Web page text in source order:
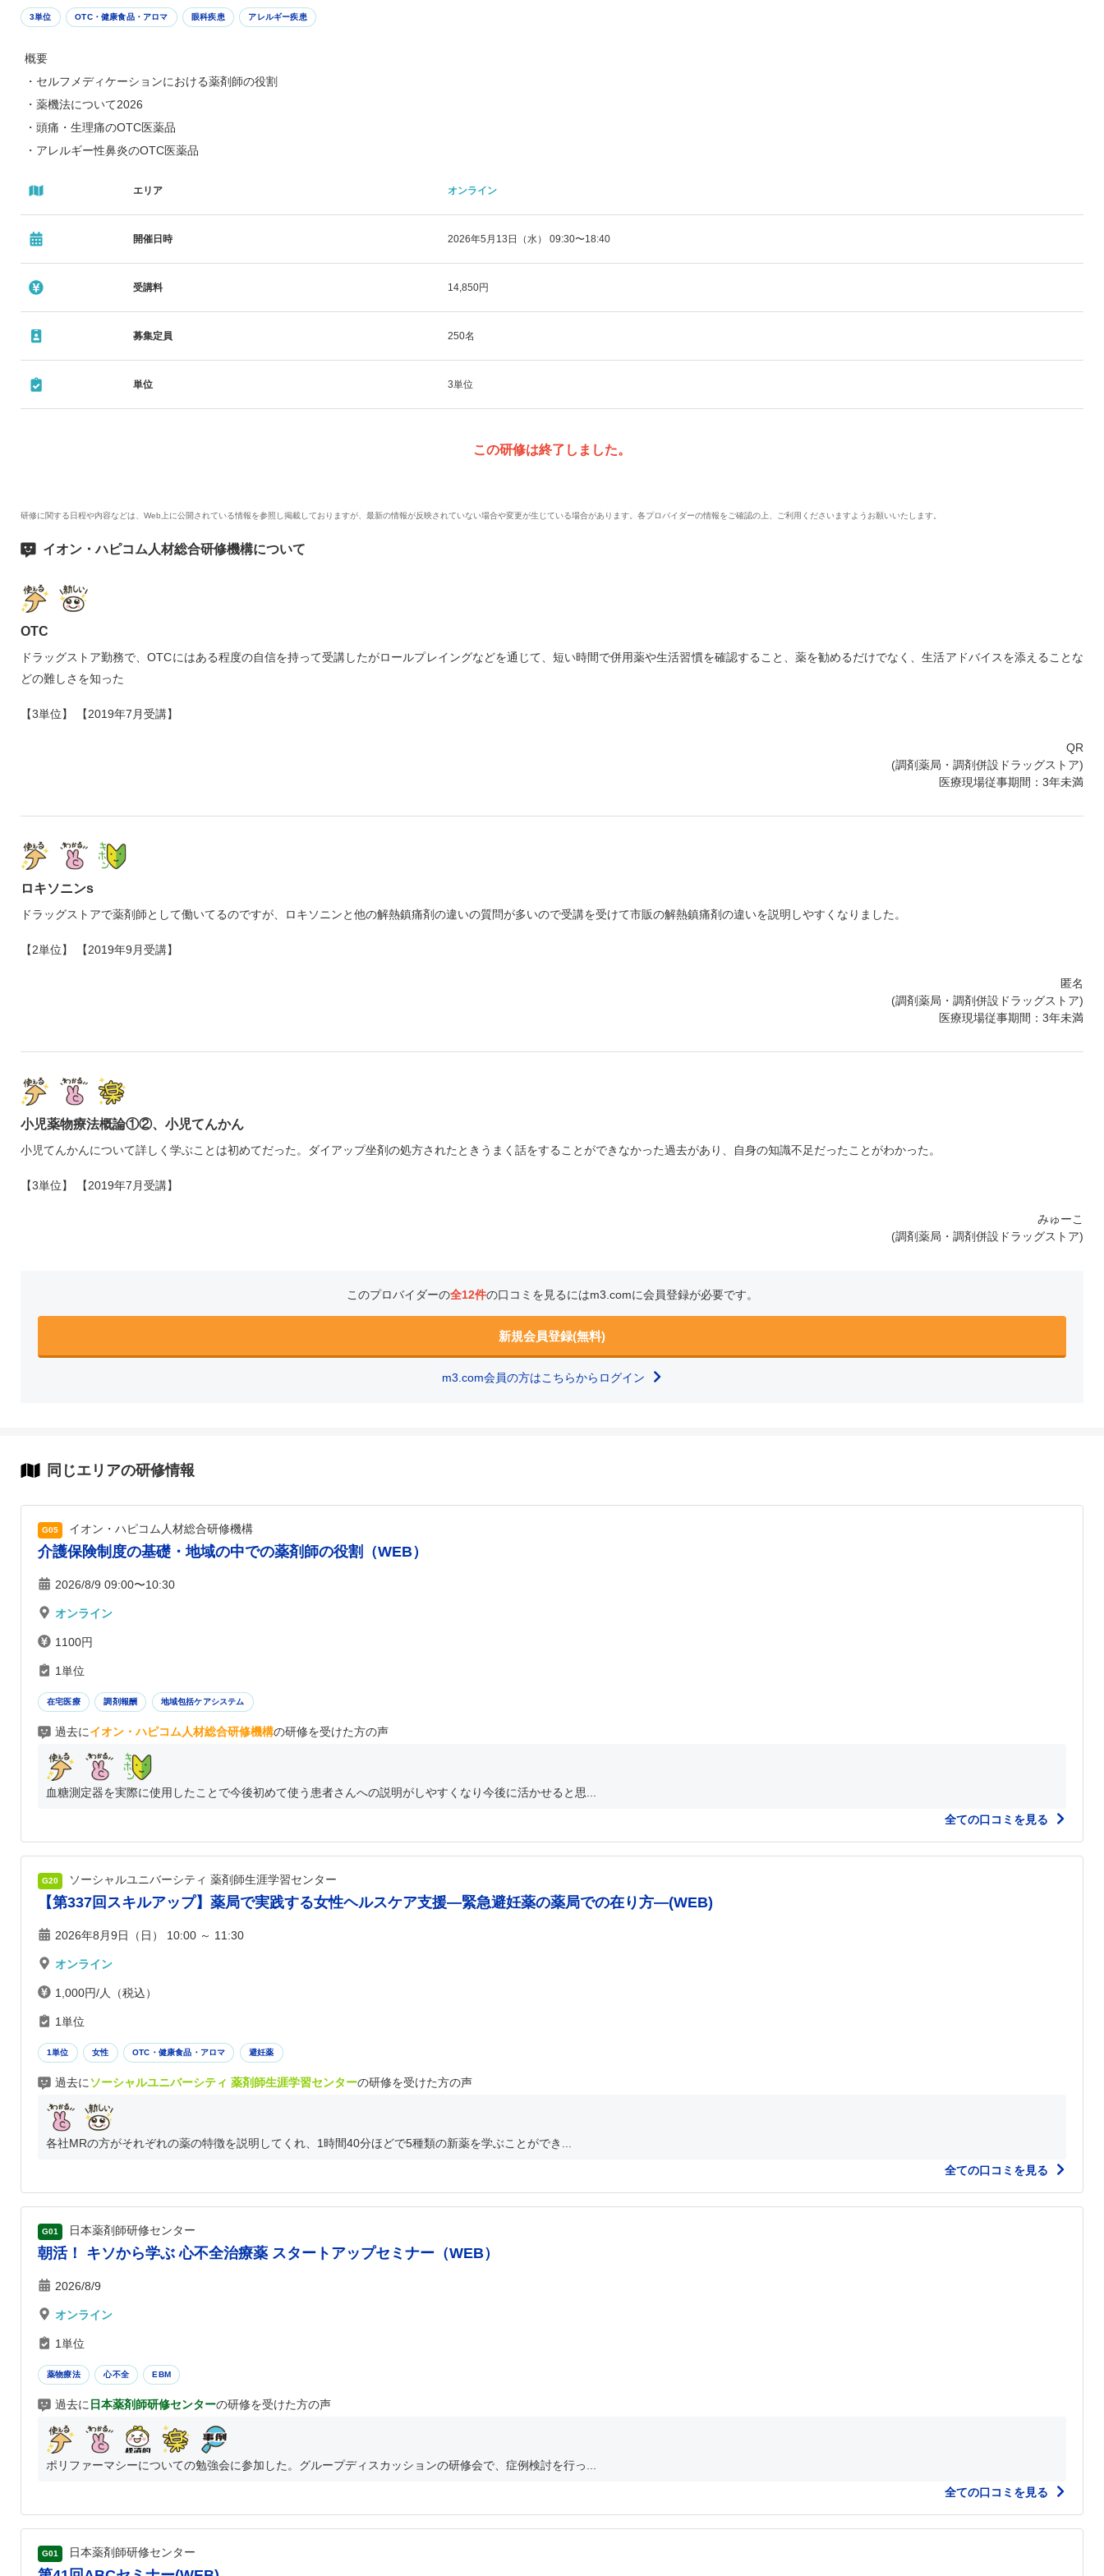
3単位 OTC・健康食品・アロマ 眼科疾患 アレルギー疾患
概要
・セルフメディケーションにおける薬剤師の役割
・薬機法について2026
・頭痛・生理痛のOTC医薬品
・アレルギー性鼻炎のOTC医薬品
・乗り物酔いのOTC医薬品
・目の症状のOTC医薬品
・厚生労働省 医政局 医薬産業振興・医療情報企画課
・東京都薬剤師会 理事
・製薬企業学術講師
エリア オンライン
開催日時 2026年5月13日（水） 09:30〜18:40
受講料 14,850円
募集定員 250名
単位 3単位
この研修は終了しました。
研修に関する日程や内容などは、Web上に公開されている情報を参照し掲載しておりますが、最新の情報が反映されていない場合や変更が生じている場合があります。各プロバイダーの情報をご確認の上、ご利用くださいますようお願いいたします。
イオン・ハピコム人材総合研修機構について
OTC
ドラッグストア勤務で、OTCにはある程度の自信を持って受講したがロールプレイングなどを通じて、短い時間で併用薬や生活習慣を確認すること、薬を勧めるだけでなく、生活アドバイスを添えることな
どの難しさを知った
【3単位】 【2019年7月受講】
QR
(調剤薬局・調剤併設ドラッグストア)
医療現場従事期間：3年未満
ロキソニンs
ドラッグストアで薬剤師として働いてるのですが、ロキソニンと他の解熱鎮痛剤の違いの質問が多いので受講を受けて市販の解熱鎮痛剤の違いを説明しやすくなりました。
【2単位】 【2019年9月受講】
匿名
(調剤薬局・調剤併設ドラッグストア)
医療現場従事期間：3年未満
小児薬物療法概論①②、小児てんかん
小児てんかんについて詳しく学ぶことは初めてだった。ダイアップ坐剤の処方されたときうまく話をすることができなかった過去があり、自身の知識不足だったことがわかった。
【3単位】 【2019年7月受講】
みゅーこ
(調剤薬局・調剤併設ドラッグストア)
このプロバイダーの全12件の口コミを見るにはm3.comに会員登録が必要です。
新規会員登録(無料)
m3.com会員の方はこちらからログイン
同じエリアの研修情報
G05 イオン・ハピコム人材総合研修機構
介護保険制度の基礎・地域の中での薬剤師の役割（WEB）
2026/8/9 09:00〜10:30
オンライン
1100円
1単位
在宅医療 調剤報酬 地域包括ケアシステム
過去にイオン・ハピコム人材総合研修機構の研修を受けた方の声
血糖測定器を実際に使用したことで今後初めて使う患者さんへの説明がしやすくなり今後に活かせると思...
全ての口コミを見る
G20 ソーシャルユニバーシティ 薬剤師生涯学習センター
【第337回スキルアップ】薬局で実践する女性ヘルスケア支援―緊急避妊薬の薬局での在り方―(WEB)
2026年8月9日（日） 10:00 ～ 11:30
オンライン
1,000円/人（税込）
1単位
1単位 女性 OTC・健康食品・アロマ 避妊薬
過去にソーシャルユニバーシティ 薬剤師生涯学習センターの研修を受けた方の声
各社MRの方がそれぞれの薬の特徴を説明してくれ、1時間40分ほどで5種類の新薬を学ぶことができ...
全ての口コミを見る
G01 日本薬剤師研修センター
朝活！ キソから学ぶ 心不全治療薬 スタートアップセミナー（WEB）
2026/8/9
オンライン
1単位
薬物療法 心不全 EBM
過去に 日本薬剤師研修センターの研修を受けた方の声
ポリファーマシーについての勉強会に参加した。グループディスカッションの研修会で、症例検討を行っ...
全ての口コミを見る
G01 日本薬剤師研修センター